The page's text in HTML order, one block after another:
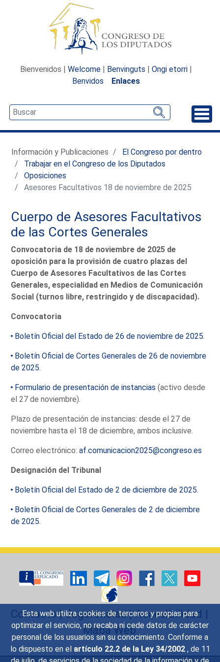
Esta web utiliza cookies de terceros y propias para
optimizar el servicio, no recaba ni cede datos de carácter
personal de los usuarios sin su conocimiento. Conforme a
lo dispuesto en el artículo 22.2 de la Ley 34/2002 , de 11
Bienvenidos | Welcome | Benvinguts | Ongi etorri |
Benvidos
Enlaces
Información y Publicaciones
El Congreso por dentro
Trabajar en el Congreso de los Diputados
Oposiciones
Asesores Facultativos 18 de noviembre de 2025
Cuerpo de Asesores Facultativos
de las Cortes Generales
Convocatoria de 18 de noviembre de 2025 de
oposición para la provisión de cuatro plazas del
Cuerpo de Asesores Facultativos de las Cortes
Generales, especialidad en Medios de Comunicación
Social (turnos libre, restringido y de discapacidad).
Convocatoria
Boletín Oficial del Estado de 26 de noviembre de 2025.
Boletín Oficial de Cortes Generales de 26 de noviembre
de 2025.
Formulario de presentación de instancias (activo desde
el 27 de noviembre).
Plazo de presentación de instancias: desde el 27 de
noviembre hasta el 18 de diciembre, ambos inclusive.
Correo electrónico:af.comunicacion2025@congreso.es
Designación del Tribunal
Boletín Oficial del Estado de 2 de diciembre de 2025.
Boletín Oficial de Cortes Generales de 2 de diciembre
de 2025.
Contacto|Sugerencias|Accesibilidad |
Mapa Web